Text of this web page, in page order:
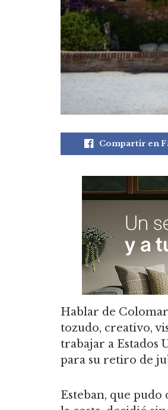
Compartir en
Hablar de
tozudo, creativo,
trabajar a Estados
para su retiro de
Esteban, que pudo